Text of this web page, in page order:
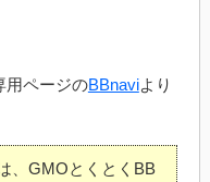
用ページのBBnaviより
、GMOとくとくBB